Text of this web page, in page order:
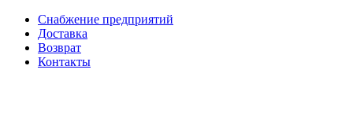
Снабжение предприятий
Доставка
Возврат
Контакты